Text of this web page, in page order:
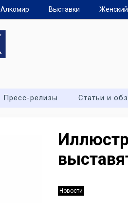
Алкомир Выставки
Пресс-релизы Статьи и
Новости